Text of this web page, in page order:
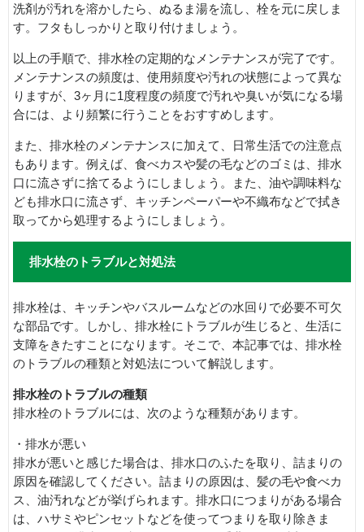
洗剤が汚れを溶かしたら、ぬるま湯を流し、栓を元に戻しま
す。フタもしっかりと取り付けましょう。
以上の手順で、排水栓の定期的なメンテナンスが完了です。
メンテナンスの頻度は、使用頻度や汚れの状態によって異な
りますが、3ヶ月に1度程度の頻度で汚れや臭いが気になる場
合には、より頻繁に行うことをおすすめします。
また、排水栓のメンテナンスに加えて、日常生活での注意点
もあります。例えば、食べカスや髪の毛などのゴミは、排水
口に流さずに捨てるようにしましょう。また、油や調味料な
ども排水口に流さず、キッチンペーパーや不織布などで拭き
取ってから処理するようにしましょう。
排水栓のトラブルと対処法
排水栓は、キッチンやバスルームなどの水回りで必要不可欠
な部品です。しかし、排水栓にトラブルが生じると、生活に
支障をきたすことになります。そこで、本記事では、排水栓
のトラブルの種類と対処法について解説します。
排水栓のトラブルの種類
排水栓のトラブルには、次のような種類があります。
・排水が悪い
排水が悪いと感じた場合は、排水口のふたを取り、詰まりの
原因を確認してください。詰まりの原因は、髪の毛や食べカ
ス、油汚れなどが挙げられます。排水口につまりがある場合
は、ハサミやピンセットなどを使ってつまりを取り除きま